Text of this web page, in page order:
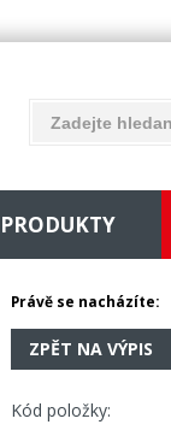
PRODUKTY
Právě se nacházíte:
ZPĚT NA VÝPIS
Kód položky: